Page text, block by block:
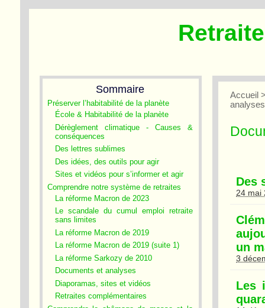
Sommaire
Préserver l’habitabilité de la planète
École & Habitabilité de la planète
Dérèglement climatique - Causes &
conséquences
Des lettres sublimes
Des idées, des outils pour agir
Sites et vidéos pour s’informer et agir
Comprendre notre système de retraites
La réforme Macron de 2023
Le scandale du cumul emploi retraite
sans limites
La réforme Macron de 2019
La réforme Macron de 2019 (suite 1)
La réforme Sarkozy de 2010
Documents et analyses
Diaporamas, sites et vidéos
Retraites complémentaires
Accueil
analyses
Des
24 mai
un
3
Les